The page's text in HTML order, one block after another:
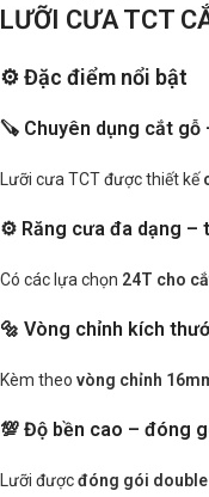
LƯỠI CƯA TCT
⚙️ Đặc điểm nổi bật
🪚 Chuyên dụng cắt gỗ
Lưỡi cưa TCT được thiết kế
⚙️ Răng cưa đa dạng –
Có các lựa chọn 24T cho
🔩 Vòng chỉnh kích
Kèm theo vòng chỉnh
💯 Độ bền cao – đóng
Lưỡi đượcđóng gói